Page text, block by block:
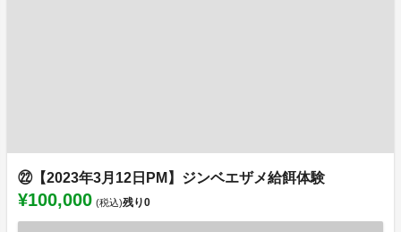
㉒【2023年3月12日PM】ジンベエザメ給餌体験
¥100,000 (税込)残り0